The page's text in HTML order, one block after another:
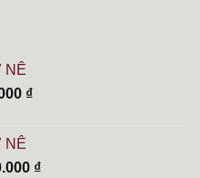
NÊ
₫.
₫Giá
7.800.000 ₫.
NÊ
₫Giá